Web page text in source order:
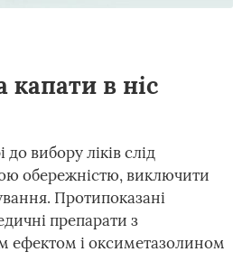
в ніс
вибору ліків слід
обережністю, виключити
Протипоказані
препарати з
ефектом і оксиметазолином